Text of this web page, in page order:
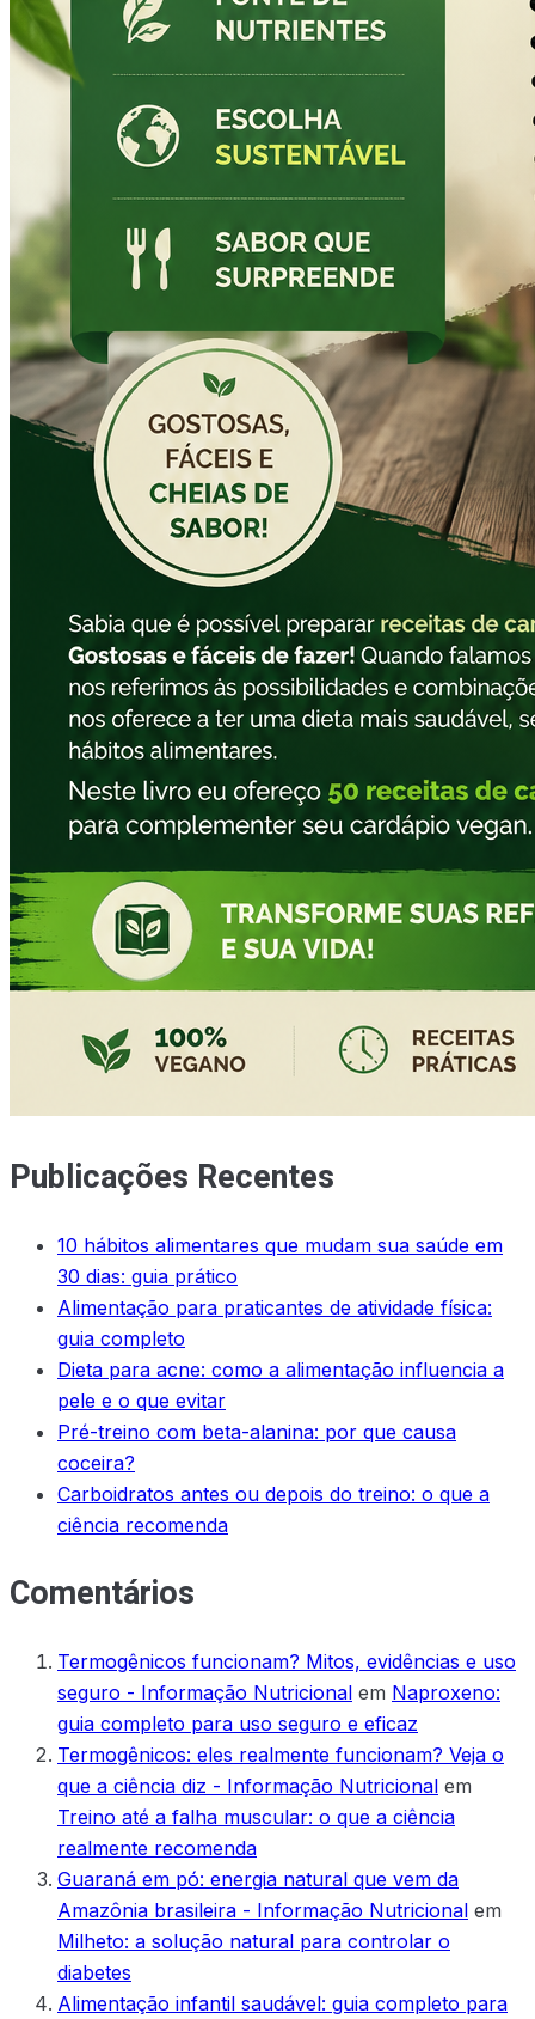
Publicações Recentes
10 hábitos alimentares que mudam sua saúde em
30 dias: guia prático
Alimentação para praticantes de atividade física:
guia completo
Dieta para acne: como a alimentação influencia a
pele e o que evitar
Pré-treino com beta-alanina: por que causa
coceira?
Carboidratos antes ou depois do treino: o que a
ciência recomenda
Comentários
Termogênicos funcionam? Mitos, evidências e uso
seguro - Informação Nutricional em Naproxeno:
guia completo para uso seguro e eficaz
Termogênicos: eles realmente funcionam? Veja o
que a ciência diz - Informação Nutricional em
Treino até a falha muscular: o que a ciência
realmente recomenda
Guaraná em pó: energia natural que vem da
Amazônia brasileira - Informação Nutricional em
Milheto: a solução natural para controlar o
diabetes
Alimentação infantil saudável: guia completo para